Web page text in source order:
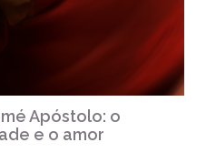
Apóstolo: o
e o amor